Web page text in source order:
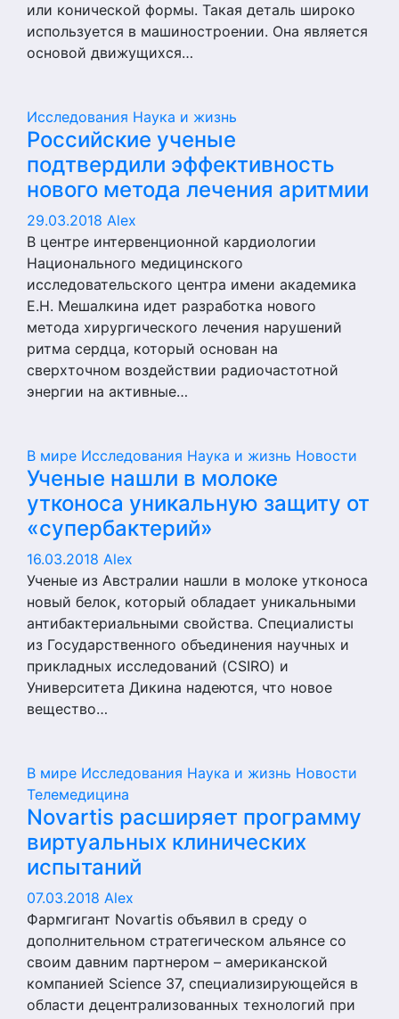
или конической формы. Такая деталь широко
используется в машиностроении. Она является
основой движущихся…
Исследования Наука и жизнь
Российские ученые
подтвердили эффективность
нового метода лечения аритмии
29.03.2018 Alex
В центре интервенционной кардиологии
Национального медицинского
исследовательского центра имени академика
Е.Н. Мешалкина идет разработка нового
метода хирургического лечения нарушений
ритма сердца, который основан на
сверхточном воздействии радиочастотной
энергии на активные…
В мире Исследования Наука и жизнь Новости
Ученые нашли в молоке
утконоса уникальную защиту от
«супербактерий»
16.03.2018 Alex
Ученые из Австралии нашли в молоке утконоса
новый белок, который обладает уникальными
антибактериальными свойства. Специалисты
из Государственного объединения научных и
прикладных исследований (CSIRO) и
Университета Дикина надеются, что новое
вещество…
В мире Исследования Наука и жизнь Новости
Телемедицина
Novartis расширяет программу
виртуальных клинических
испытаний
07.03.2018 Alex
Фармгигант Novartis объявил в среду о
дополнительном стратегическом альянсе со
своим давним партнером – американской
компанией Science 37, специализирующейся в
области децентрализованных технологий при